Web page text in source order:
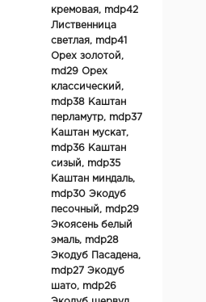
кремовая, mdp42
Лиственница
светлая, mdp41
Орех золотой,
md29 Орех
классический,
mdp38 Каштан
перламутр, mdp37
Каштан мускат,
mdp36 Каштан
сизый, mdp35
Каштан миндаль,
mdp30 Экодуб
песочный, mdp29
Экоясень белый
эмаль, mdp28
Экодуб Пасадена,
mdp27 Экодуб
шато, mdp26